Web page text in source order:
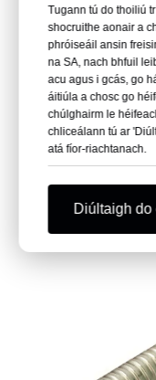
Tugann tú do thoiliú
shocruithe aonair a
phróiseáil ansin
na SA, nach bhfuil
acu agus i gcás, go
áitiúla a chosc go
chúlghairm le
chliceálann tú ar
atá fíor-riachtanach.
Diúltaigh do